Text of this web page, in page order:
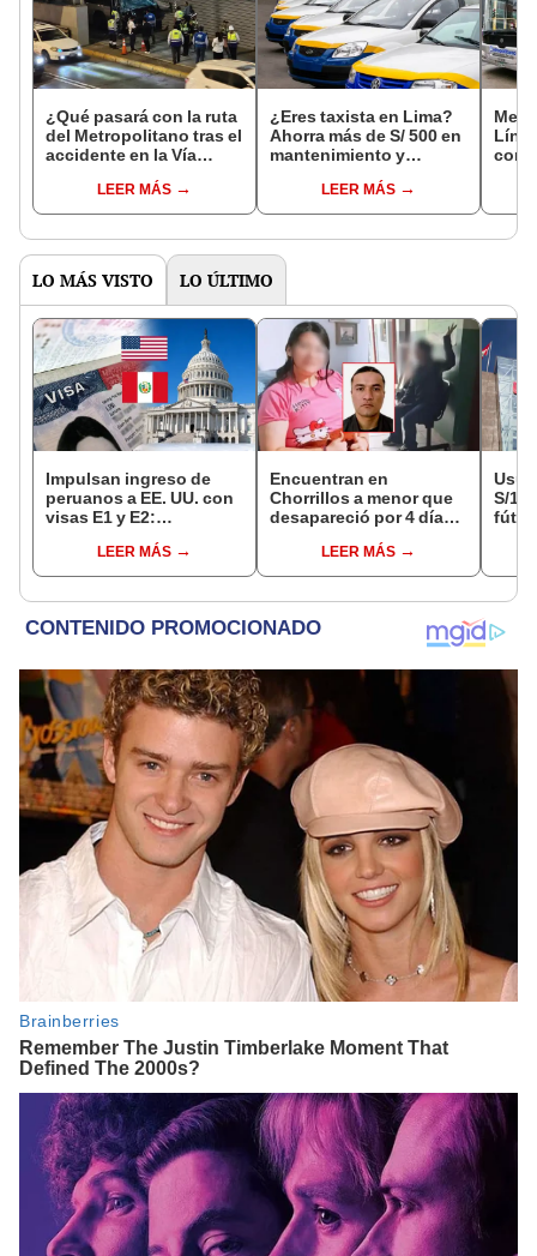
¿Qué pasará con la ruta
del Metropolitano tras el
accidente en la Vía
LEER MÁS
¿Eres taxista en Lima?
Ahorra más de S/ 500 en
mantenimiento y
LEER MÁS
LO MÁS VISTO LO ÚLTIMO
Impulsan ingreso de
peruanos a EE. UU. con
visas E1 y E2:
pymes serían los más
beneficiados
LEER MÁS
Encuentran en
Chorrillos a menor que
desapareció por 4 días
sujeto que conoció en
Roblox: PNP busca al
LEER MÁS
S/